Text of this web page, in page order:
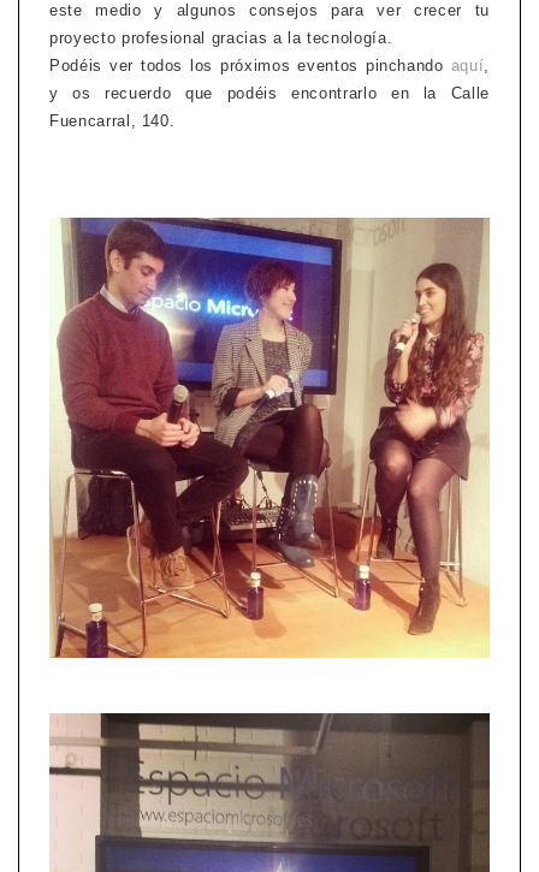
este medio y algunos consejos para ver crecer tu
proyecto profesional gracias a la tecnología.
Podéis ver todos los próximos eventos pinchando aquí,
y os recuerdo que podéis encontrarlo en la Calle
Fuencarral, 140.